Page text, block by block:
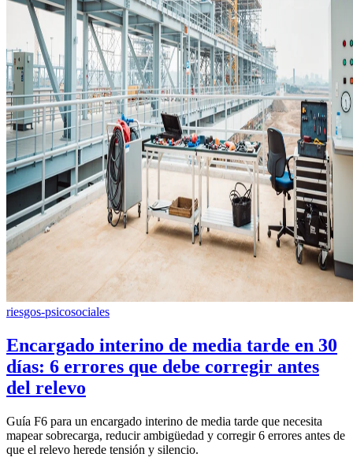
riesgos-psicosociales
Encargado interino de media tarde en 30
días: 6 errores que debe corregir antes
del relevo
Guía F6 para un encargado interino de media tarde que necesita
mapear sobrecarga, reducir ambigüedad y corregir 6 errores antes de
que el relevo herede tensión y silencio.